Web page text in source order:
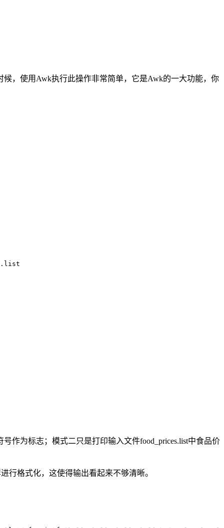
，使用Awk执行此操作非常简单，它是Awk的一大功能，你
号作为标志；模式二只是打印输入文件food_prices.list中食品价
行格式化，这使得输出看起来不够清晰。